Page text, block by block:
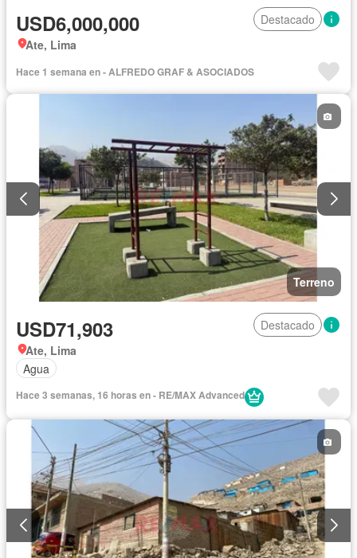
USD6,000,000
Destacado
Ate, Lima
Hace 1 semana en - ALFREDO GRAF & ASOCIADOS
Terreno
USD71,903
Destacado
Ate, Lima
Agua
Hace 3 semanas, 16 horas en - RE/MAX Advanced